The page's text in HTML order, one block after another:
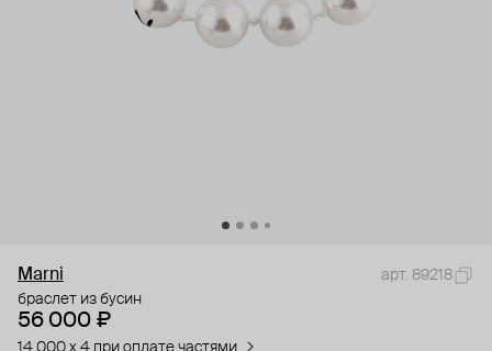
Marni
арт. 89218
браслет из бусин
56 000 ₽
14 000 x 4 при оплате частями